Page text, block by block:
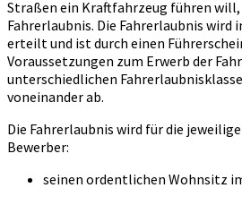
Straßen ein Kraftfahrzeug führen
Fahrerlaubnis. Die Fahrerlaubnis
erteilt und ist durch einen
Voraussetzungen zum Erwerb der
unterschiedlichen
voneinander ab.
Die Fahrerlaubnis wird für die
Bewerber:
seinen ordentlichen Wohnsitz